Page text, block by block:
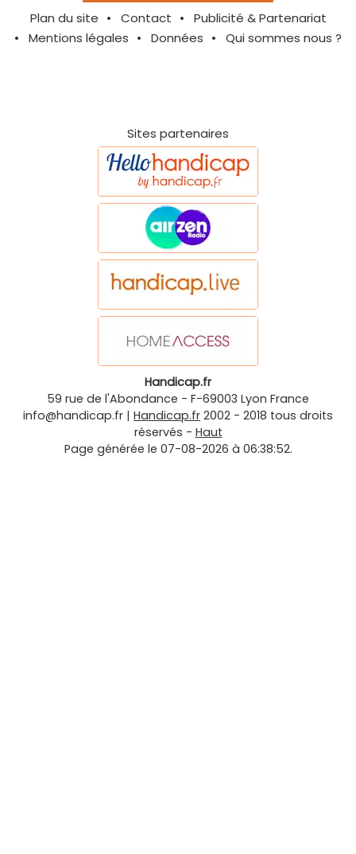
Plan du site Contact
Publicité & Partenariat
Mentions légales
Données Qui sommes nous ?
Sites partenaires
Handicap.fr
59 rue de l'Abondance - F-69003 Lyon France
info@handicap.fr | Handicap.fr 2002 - 2018 tous droits
réservés - Haut
Page générée le 07-08-2026 à 06:38:52.